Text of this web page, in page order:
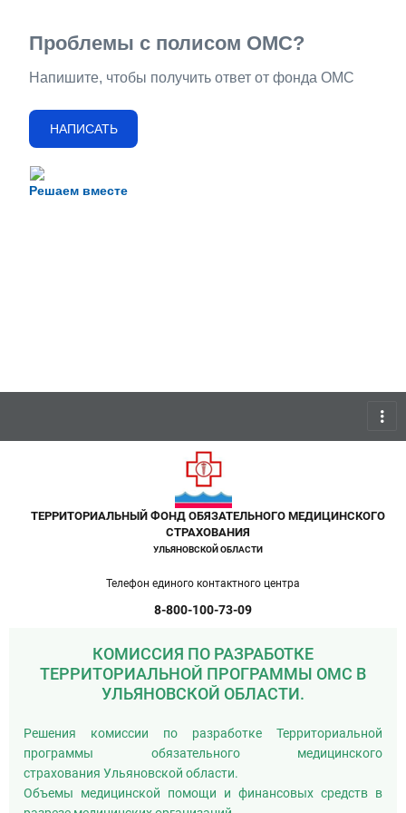
Решаем вместе
Проблемы с полисом ОМС?
Напишите, чтобы получить ответ от фонда ОМС
НАПИСАТЬ
more_vert
ТЕРРИТОРИАЛЬНЫЙ ФОНД ОБЯЗАТЕЛЬНОГО МЕДИЦИНСКОГО
СТРАХОВАНИЯ
УЛЬЯНОВСКОЙ ОБЛАСТИ
Телефон единого контактного центра
8-800-100-73-09
КОМИССИЯ ПО РАЗРАБОТКЕ
ТЕРРИТОРИАЛЬНОЙ ПРОГРАММЫ ОМС В
УЛЬЯНОВСКОЙ ОБЛАСТИ.
Решения комиссии по разработке Территориальной
программы обязательного медицинского
страхования Ульяновской области.
Объемы медицинской помощи и финансовых средств в